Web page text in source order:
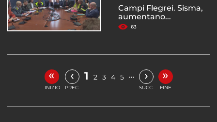
Campi Flegrei. Sisma,
aumentano...
63
«
INIZIO
‹
PREC.
1 2 3 4 5 … ›
SUCC.
»
FINE